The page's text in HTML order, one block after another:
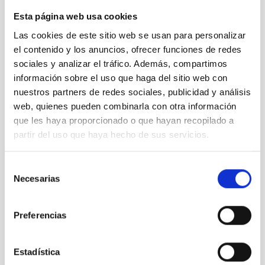
Esta página web usa cookies
Las cookies de este sitio web se usan para personalizar
el contenido y los anuncios, ofrecer funciones de redes
sociales y analizar el tráfico. Además, compartimos
información sobre el uso que haga del sitio web con
nuestros partners de redes sociales, publicidad y análisis
web, quienes pueden combinarla con otra información
que les haya proporcionado o que hayan recopilado a
partir del uso que haya hecho de sus servicios.
Necesarias
Preferencias
Estadística
Bizum deben acceder a la pestaña ‘Enviar donación’ e introducir
el código 03749.
Cuenta: ES06 2100 1921 1902 0014 1752
Nombre del emisor
Concepto: 'Donación volcán La Palma'
Destinatario: Ayuntamiento de Los Llanos de
Aridane
Para transferencia desde el extranjero anteponer
Las personas que quieran realizar su donación a través de
el código 03748 (La Caixa) o el código 03776 (Cajasiete).